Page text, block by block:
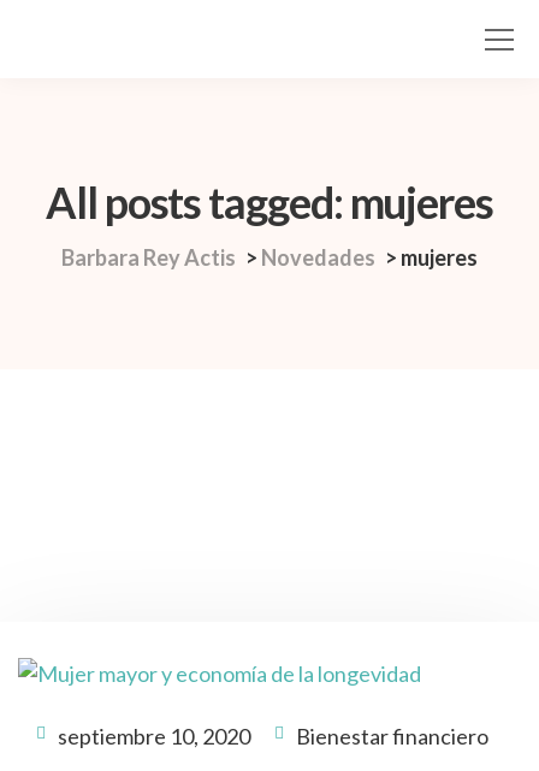
All posts tagged: mujeres
Barbara Rey Actis > Novedades > mujeres
septiembre 10, 2020 Bienestar financiero